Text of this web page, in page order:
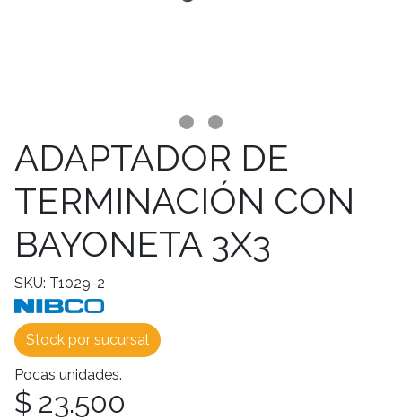
ADAPTADOR DE
TERMINACIÓN CON
BAYONETA 3X3
SKU: T1029-2
Stock por sucursal
Pocas unidades.
$ 23.500